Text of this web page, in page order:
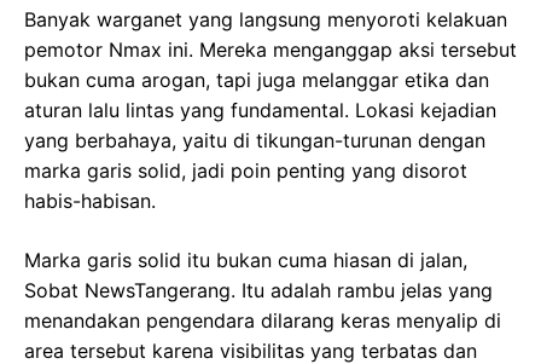
Banyak warganet yang langsung menyoroti kelakuan
pemotor Nmax ini. Mereka menganggap aksi tersebut
bukan cuma arogan, tapi juga melanggar etika dan
aturan lalu lintas yang fundamental. Lokasi kejadian
yang berbahaya, yaitu di tikungan-turunan dengan
marka garis solid, jadi poin penting yang disorot
habis-habisan.
Marka garis solid itu bukan cuma hiasan di jalan,
Sobat NewsTangerang. Itu adalah rambu jelas yang
menandakan pengendara dilarang keras menyalip di
area tersebut karena visibilitas yang terbatas dan